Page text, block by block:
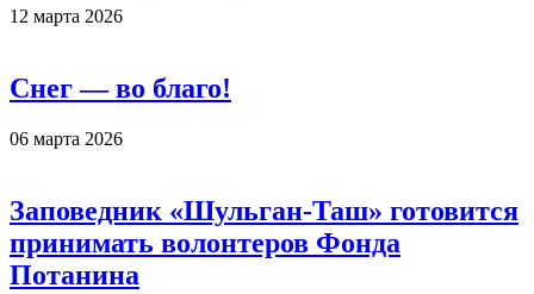
12 марта 2026
Снег — во благо!
06 марта 2026
Заповедник «Шульган-Таш» готовится
принимать волонтеров Фонда
Потанина